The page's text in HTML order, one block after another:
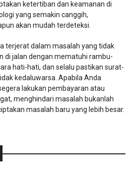
ketertiban dan keamanan di
yang semakin canggih,
akan mudah terdeteksi.
terjerat dalam masalah yang tidak
di jalan dengan mematuhi rambu-
hati-hati, dan selalu pastikan surat-
kedaluwarsa. Apabila Anda
lakukan pembayaran atau
menghindari masalah bukanlah
masalah baru yang lebih besar.